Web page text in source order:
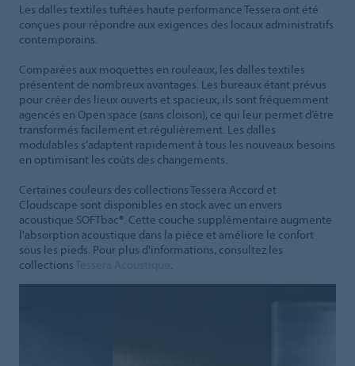
Les dalles textiles tuftées haute performance Tessera ont été
conçues pour répondre aux exigences des locaux administratifs
contemporains.
Comparées aux moquettes en rouleaux, les dalles textiles
présentent de nombreux avantages. Les bureaux étant prévus
pour créer des lieux ouverts et spacieux, ils sont fréquemment
agencés en Open space (sans cloison), ce qui leur permet d’être
transformés facilement et régulièrement. Les dalles
modulables s’adaptent rapidement à tous les nouveaux besoins
en optimisant les coûts des changements.
Certaines couleurs des collections Tessera Accord et
Cloudscape sont disponibles en stock avec un envers
acoustique SOFTbac®. Cette couche supplémentaire augmente
l'absorption acoustique dans la pièce et améliore le confort
sous les pieds. Pour plus d'informations, consultez les
collections